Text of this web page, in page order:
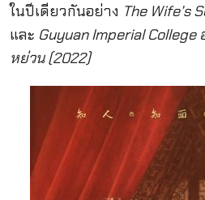
ในปีเดียวกันอย่าง The Wife’s
และ Guyuan Imperial
หย่วน (2022)